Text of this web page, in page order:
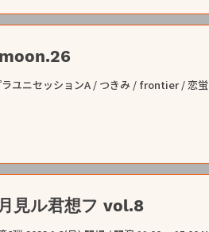
ニセッションA / つきみ / frontier / 恋蛍 プ
見ル君想フ vol.8